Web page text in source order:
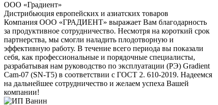
ООО «Градиент»
Дистрибьюция европейских и азиатских товаров
Компания ООО «ГРАДИЕНТ» выражает Вам благодарность
за продуктивное сотрудничество. Несмотря на короткий срок
партнерства, мы смогли наладить плодотворную и
эффективную работу. В течение всего периода вы показали
себя, как профессиональные и порядочные специалисты,
разрабатывая нам руководство по эксплуатации (РЭ) Gradient
Cam-07 (SN-T5) в соответствии с ГОСТ 2. 610-2019. Надеемся
на дальнейшее сотрудничество и желаем успеха Вашей
компании!